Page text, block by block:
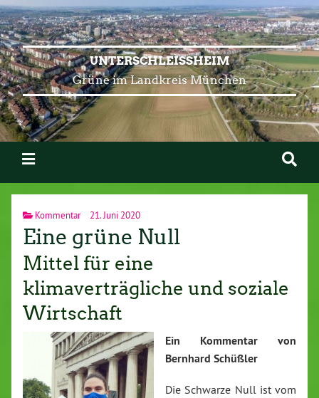
UNTERSCHLEISSHEIM
Grüne im Landkreis München
Kommentar 21. Juni 2020
Eine grüne Null
Mittel für eine
klimaverträgliche und soziale
Wirtschaft
Ein Kommentar von
Bernhard Schüßler
Die Schwarze Null ist vom